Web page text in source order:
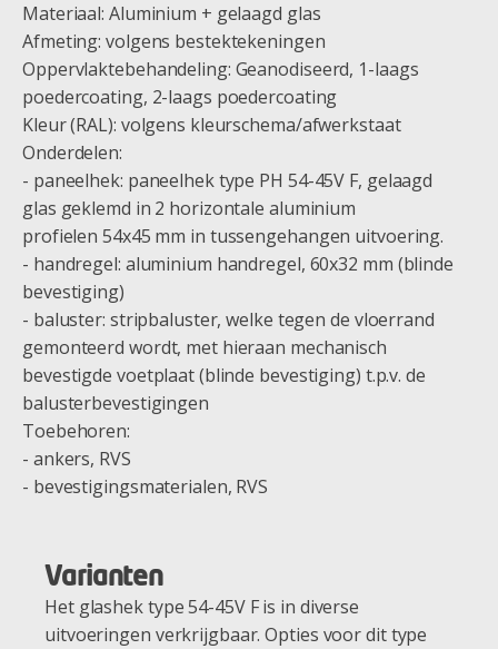
Materiaal: Aluminium + gelaagd glas
Afmeting: volgens bestektekeningen
Oppervlaktebehandeling: Geanodiseerd, 1-laags
poedercoating, 2-laags poedercoating
Kleur (RAL): volgens kleurschema/afwerkstaat
Onderdelen:
- paneelhek: paneelhek type PH 54-45V F, gelaagd
glas geklemd in 2 horizontale aluminium
profielen 54x45 mm in tussengehangen uitvoering.
- handregel: aluminium handregel, 60x32 mm (blinde
bevestiging)
- baluster: stripbaluster, welke tegen de vloerrand
gemonteerd wordt, met hieraan mechanisch
bevestigde voetplaat (blinde bevestiging) t.p.v. de
balusterbevestigingen
Toebehoren:
- ankers, RVS
- bevestigingsmaterialen, RVS
Varianten
Het glashek type 54-45V F is in diverse
uitvoeringen verkrijgbaar. Opties voor dit type